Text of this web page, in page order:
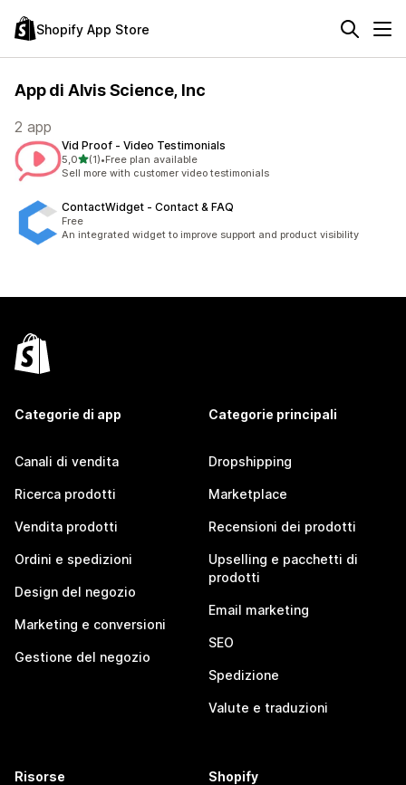
Shopify App Store
App di Alvis Science, Inc
2 app
Vid Proof ‑ Video Testimonials
5,0stelle su 5
(1)
1 recensioni totali
•Free plan available
Sell more with customer video testimonials
ContactWidget ‑ Contact & FAQ
Free
An integrated widget to improve support and product visibility
Categorie di app
Canali di vendita
Ricerca prodotti
Vendita prodotti
Ordini e spedizioni
Design del negozio
Marketing e conversioni
Gestione del negozio
Categorie principali
Dropshipping
Marketplace
Recensioni dei prodotti
Upselling e pacchetti di
prodotti
Email marketing
SEO
Spedizione
Valute e traduzioni
Risorse Shopify